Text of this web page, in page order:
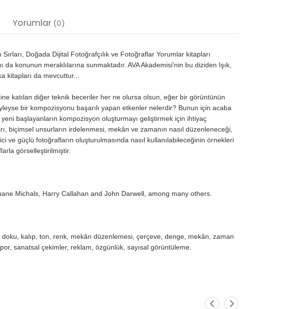
Yorumlar (0)
Doğada Dijital Fotoğrafçılık ve Fotoğraflar Yorumlar kitapları
konunun meraklılarına sunmaktadır. AVA Akademisi'nin bu diziden Işık,
kitapları da mevcuttur...
katılan diğer teknik beceriler her ne olursa olsun, eğer bir görüntünün
bir kompozisyonu başarılı yapan etkenler nelerdir? Bunun için acaba
başlayanların kompozisyon oluşturmayı geliştirmek için ihtiyaç
biçimsel unsurların irdelenmesi, mekân ve zamanın nasıl düzenleneceği,
ve güçlü fotoğrafların oluşturulmasında nasıl kullanılabileceğinin örnekleri
görselleştirilmiştir.
Michals, Harry Callahan and John Darwell, among many others.
kalıp, ton, renk, mekân düzenlemesi, çerçeve, denge, mekân, zaman
sanatsal çekimler, reklam, özgünlük, sayısal görüntüleme.